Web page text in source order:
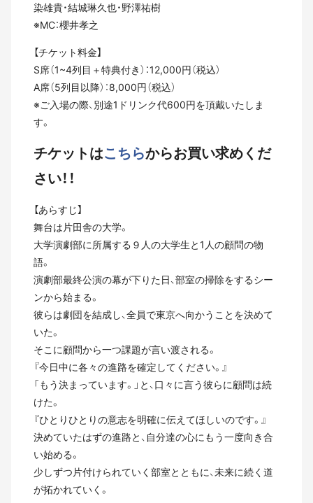
染雄貴・結城琳久也・野澤祐樹
※MC：櫻井孝之
【チケット料金】
S席（1~4列目＋特典付き）：12,000円（税込）
A席（5列目以降）：8,000円（税込）
※ご入場の際、別途1ドリンク代600円を頂戴いたしま
す。
チケットはこちらからお買い求めくだ
さい！！
【あらすじ】
舞台は片田舎の大学。
大学演劇部に所属する９人の大学生と1人の顧問の物
語。
演劇部最終公演の幕が下りた日、部室の掃除をするシー
ンから始まる。
彼らは劇団を結成し、全員で東京へ向かうことを決めて
いた。
そこに顧問から一つ課題が言い渡される。
『今日中に各々の進路を確定してください。』
「もう決まっています。」と、口々に言う彼らに顧問は続
けた。
『ひとりひとりの意志を明確に伝えてほしいのです。』
決めていたはずの進路と、自分達の心にもう一度向き合
い始める。
少しずつ片付けられていく部室とともに、未来に続く道
が拓かれていく。